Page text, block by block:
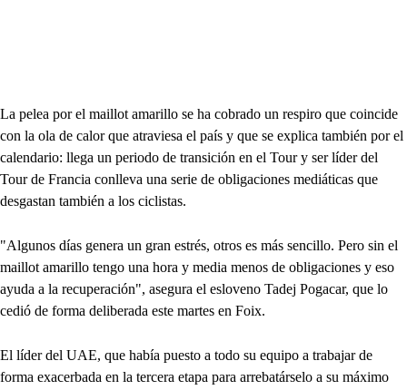
La pelea por el maillot amarillo se ha cobrado un respiro que coincide
con la ola de calor que atraviesa el país y que se explica también por el
calendario: llega un periodo de transición en el Tour y ser líder del
Tour de Francia conlleva una serie de obligaciones mediáticas que
desgastan también a los ciclistas.
"Algunos días genera un gran estrés, otros es más sencillo. Pero sin el
maillot amarillo tengo una hora y media menos de obligaciones y eso
ayuda a la recuperación", asegura el esloveno Tadej Pogacar, que lo
cedió de forma deliberada este martes en Foix.
El líder del UAE, que había puesto a todo su equipo a trabajar de
forma exacerbada en la tercera etapa para arrebatárselo a su máximo